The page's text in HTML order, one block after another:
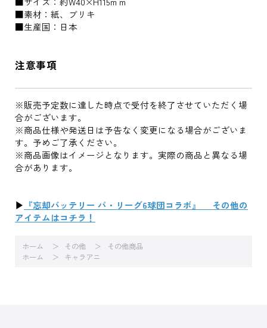
■素材：紙、ブリキ
■生産国：日本
注意事項
※販売予定数に達した時点で受付を終了させていただく場
合がございます。
※商品仕様や発送日は予告なく変更になる場合がございま
す。予めご了承ください。
※商品画像はイメージとなります。実際の商品と異なる場
合があります。
▶ 『忘却バッテリー パ・リーグ6球団コラボ』 その他の
アイテムはコチラ！
ホーム その他
その他商品
ホーム
キャラアニ